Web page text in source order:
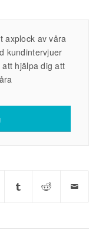
axplock av våra
kundintervjuer
hjälpa dig att